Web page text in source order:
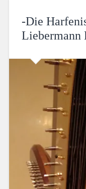
-Die
Liebermann